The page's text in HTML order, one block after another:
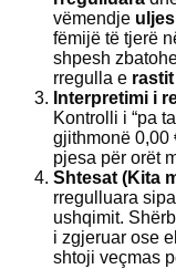
vëmendje
fëmijë të tjerë
shpesh
rregulla e
Interpretimi i
Kontrolli i “pa
gjithmonë 0,00
pjesa për orët
Shtesat (Kita
rregulluara
ushqimit.
i zgjeruar ose
shtoji veçmas